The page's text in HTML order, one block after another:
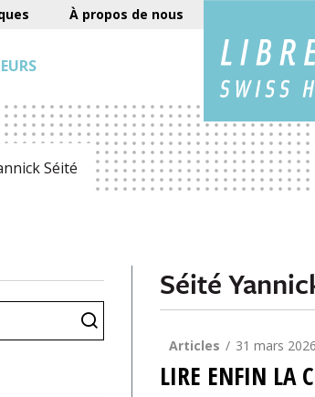
À propos de nous
Séité
Séité
Articles 31 mars 2026
LIRE ENFIN LA